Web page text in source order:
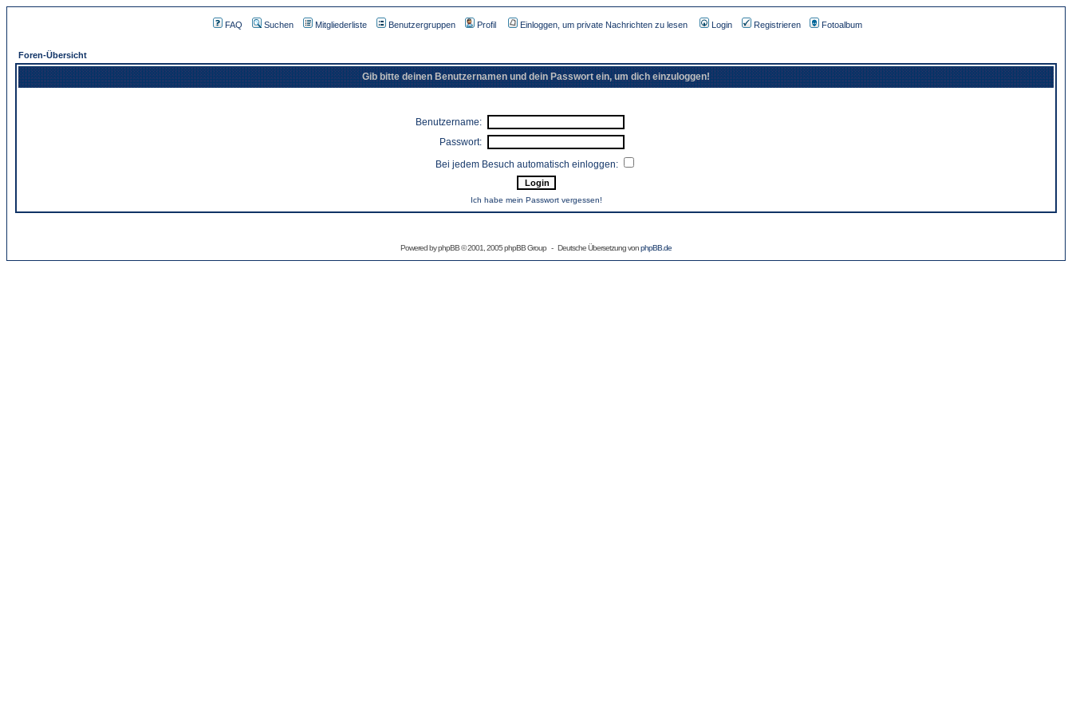
FAQ Suchen Mitgliederliste Benutzergruppen Profil Einloggen, um private Nachrichten zu lesen Login Registrieren Fotoalbum
Foren-Übersicht
Gib bitte deinen Benutzernamen und dein Passwort ein, um dich einzuloggen!
Benutzername:
Passwort:
Bei jedem Besuch automatisch einloggen:
Ich habe mein Passwort vergessen!
Powered byphpBB© 2001, 2005 phpBB Group - Deutsche Übersetzung vonphpBB.de